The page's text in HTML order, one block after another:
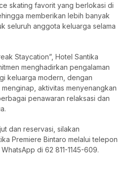
skating favorit yang berlokasi di
memberikan lebih banyak
seluruh anggota keluarga selama
Staycation”, Hotel Santika
menghadirkan pengalaman
keluarga modern, dengan
aktivitas menyenangkan
penawaran relaksasi dan
dan reservasi, silakan
Premiere Bintaro melalui telepon
di 62 811-1145-609.